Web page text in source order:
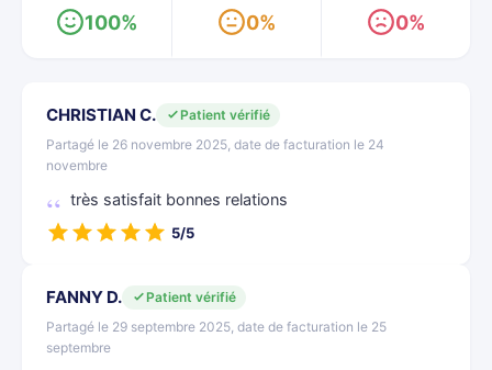
100% 0% 0%
CHRISTIAN C.
Patient vérifié
Partagé le 26 novembre 2025, date de facturation le 24
novembre
très satisfait bonnes relations
5/5
FANNY D.
Patient vérifié
Partagé le 29 septembre 2025, date de facturation le 25
septembre